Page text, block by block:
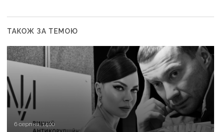
ТАКОЖ ЗА ТЕМОЮ
6 серпня, 14:00